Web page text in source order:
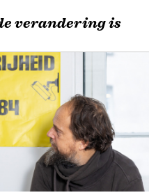
verandering is